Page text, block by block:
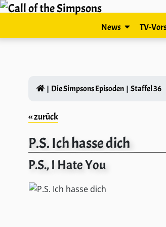
News TV-
Die Simpsons Episoden Staffel 36
‹‹ zurück
P.S. Ich hasse dich
P.S., I Hate You